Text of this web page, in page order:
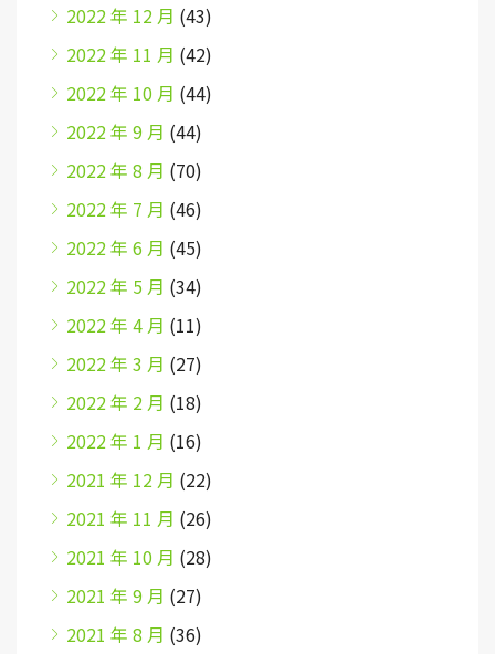
2022 年 12 月 (43)
2022 年 11 月 (42)
2022 年 10 月 (44)
2022 年 9 月 (44)
2022 年 8 月 (70)
2022 年 7 月 (46)
2022 年 6 月 (45)
2022 年 5 月 (34)
2022 年 4 月 (11)
2022 年 3 月 (27)
2022 年 2 月 (18)
2022 年 1 月 (16)
2021 年 12 月 (22)
2021 年 11 月 (26)
2021 年 10 月 (28)
2021 年 9 月 (27)
2021 年 8 月 (36)